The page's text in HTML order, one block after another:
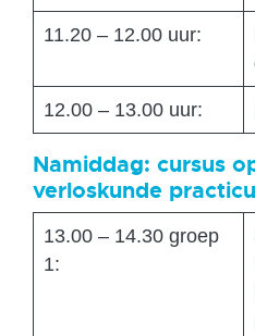
11.20 – 12.00 uur:
12.00 – 13.00 uur:
Namiddag: cursus
verloskunde
13.00 – 14.30 groep
1: